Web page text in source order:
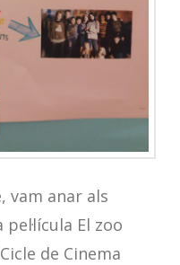
vam anar als
El zoo
de Cinema